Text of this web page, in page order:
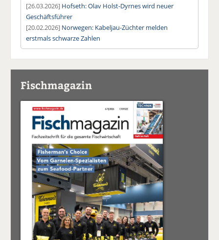
[26.03.2026] Hofseth: Olav Holst-Dyrnes wird neuer
Geschäftsführer
[20.02.2026] Norwegen: Kabeljau-Züchter melden
erstmals schwarze Zahlen
Fischmagazin